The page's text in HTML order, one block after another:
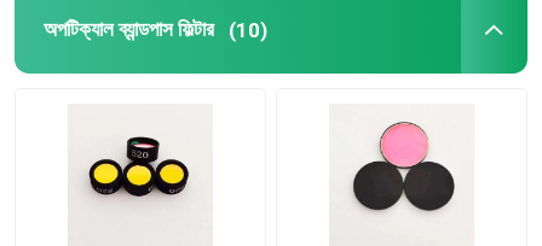
দৃশ্যমান ব্যান্ডপাস ফিল্টার
লং পাস অপটিক্যাল ফিল্টার
অপটিক্যাল ব্যান্ডপাস ফিল্টার (10)